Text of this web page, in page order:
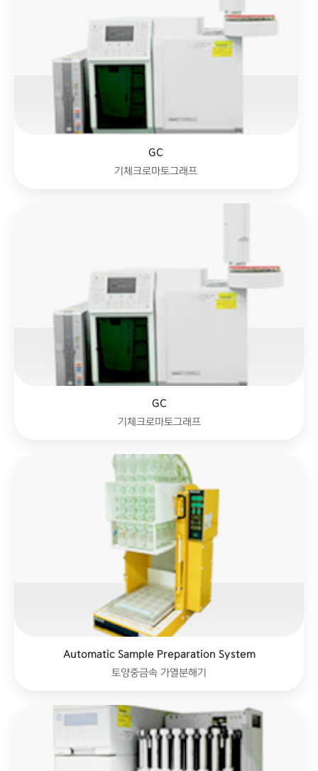
GC
기체크로마토그래프
GC
기체크로마토그래프
Automatic Sample Preparation System
토양중금속 가열분해기